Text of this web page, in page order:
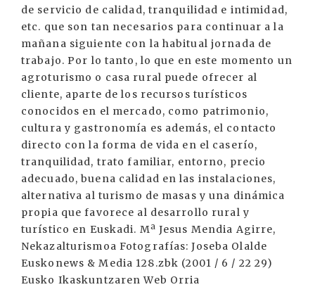
de servicio de calidad, tranquilidad e intimidad,
etc. que son tan necesarios para continuar a la
mañana siguiente con la habitual jornada de
trabajo. Por lo tanto, lo que en este momento un
agroturismo o casa rural puede ofrecer al
cliente, aparte de los recursos turísticos
conocidos en el mercado, como patrimonio,
cultura y gastronomía es además, el contacto
directo con la forma de vida en el caserío,
tranquilidad, trato familiar, entorno, precio
adecuado, buena calidad en las instalaciones,
alternativa al turismo de masas y una dinámica
propia que favorece al desarrollo rural y
turístico en Euskadi. Mª Jesus Mendia Agirre,
Nekazalturismoa Fotografías: Joseba Olalde
Euskonews & Media 128.zbk (2001 / 6 / 22 29)
Eusko Ikaskuntzaren Web Orria